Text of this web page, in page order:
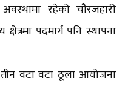
रहेको चौरजहारी
पदमार्ग पनि स्थापना
वटा वटा ठूला आयोजना